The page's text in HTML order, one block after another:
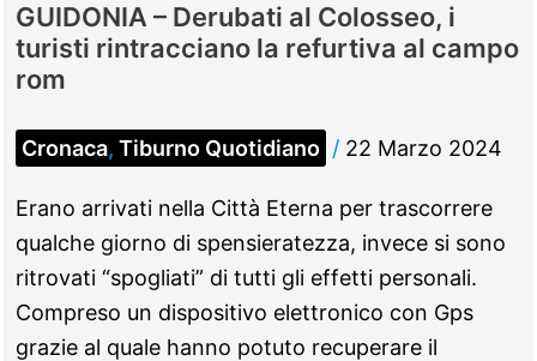
GUIDONIA – Derubati al Colosseo, i
turisti rintracciano la refurtiva al campo
rom
Cronaca, Tiburno Quotidiano / 22 Marzo 2024
Erano arrivati nella Città Eterna per trascorrere
qualche giorno di spensieratezza, invece si sono
ritrovati “spogliati” di tutti gli effetti personali.
Compreso un dispositivo elettronico con Gps
grazie al quale hanno potuto recuperare il